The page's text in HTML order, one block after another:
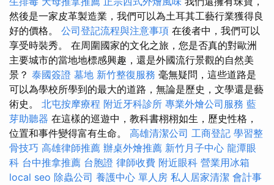
然後是一家皮革製造業，我們可以為土耳其工藝行業獲得良
好的價格。 公司登記流程與注意事項 在後者中，我們可以
享受時裝秀。 在周圍國家的文化之旅，您是否真的對歐洲
主要城市的當地地標感興趣，還是外國流行景觀的自然美
景？ 泰國簽證 墓地 新竹整復服務 毫無疑問，這些道路是
可以為學校所學到的最大的道路，無論是歷史，文學還是藝
術史。 北屯按摩療程 附近牙科診所 專業外燴公司服務 藍
芽助聽器 在這樣的巡遊中，教科書栩栩如生，歷史性格，
位置和事件變得富有生命。 高雄清潔公司 工商登記 學習整
骨技巧 高雄律師推薦 辦桌外燴推薦 新竹月子中心 龍潭眼
科 台中推拿推薦 台胞證 律師收費 附近眼科 營業用冰箱
local seo 除蟲公司 養護中心 單人房 私人居家清潔 會計事